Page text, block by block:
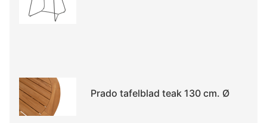
Prado tafelblad teak 130 cm. Ø